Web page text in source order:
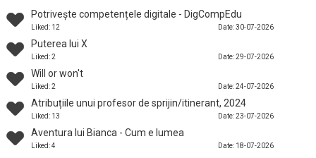
Potrivește competențele digitale - DigCompEdu
Liked: 12 Date: 30-07-2026
Puterea lui X
Liked: 2 Date: 29-07-2026
Will or won't
Liked: 2 Date: 24-07-2026
Atribuțiile unui profesor de sprijin/itinerant, 2024
Liked: 13 Date: 23-07-2026
Aventura lui Bianca - Cum e lumea
Liked: 4 Date: 18-07-2026